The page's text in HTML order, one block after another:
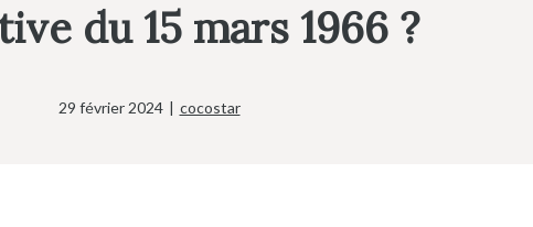
du 15 mars 1966 ?
29 février 2024 cocostar